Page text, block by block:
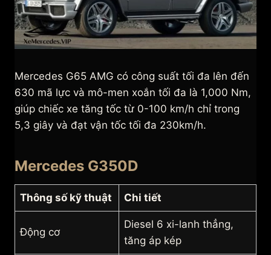
Mercedes G65 AMG có công suất tối đa lên đến
630 mã lực và mô-men xoắn tối đa là 1,000 Nm,
giúp chiếc xe tăng tốc từ 0-100 km/h chỉ trong
5,3 giây và đạt vận tốc tối đa 230km/h.
Mercedes G350D
Thông số kỹ thuật Chi tiết
Động cơ
Diesel 6 xi-lanh thẳng,
tăng áp kép